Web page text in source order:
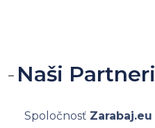
Naši Partneri
Spoločnosť Zarabaj.eu